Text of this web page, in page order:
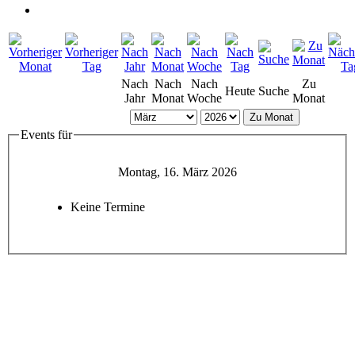
Nach
Jahr
Nach
Monat
Nach
Woche
Heute Suche
Zu
Monat
Zu Monat
Events für
Montag, 16. März 2026
Keine Termine